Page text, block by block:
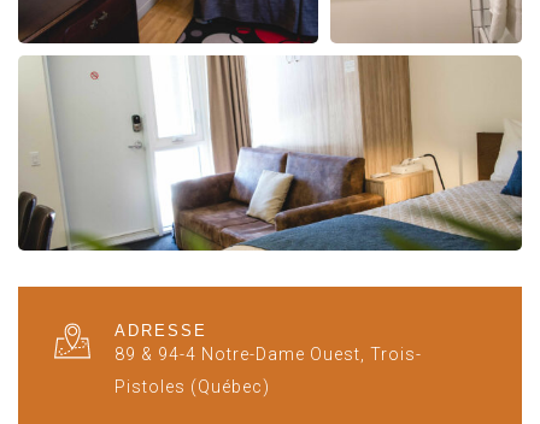
ADRESSE
89 & 94-4 Notre-Dame Ouest, Trois-
Pistoles (Québec)